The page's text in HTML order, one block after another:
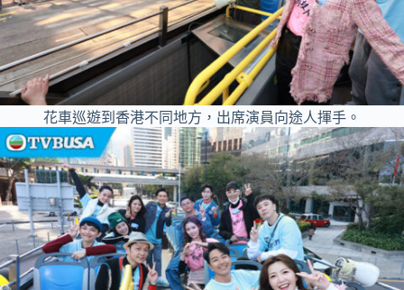
花車巡遊到香港不同地方，出席演員向途人揮手。